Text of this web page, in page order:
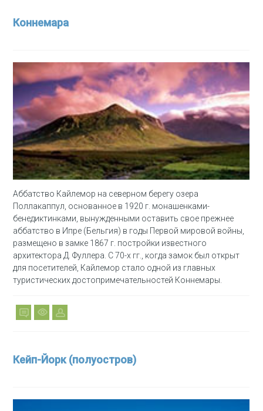
Коннемара
Аббатство Кайлемор на северном берегу озера
Поллакаппул, основанное в 1920 г. монашенками-
бенедиктинками, вынужденными оставить свое прежнее
аббатство в Ипре (Бельгия) в годы Первой мировой войны,
размещено в замке 1867 г. постройки известного
архитектора Д. Фуллера. С 70-х гг., когда замок был открыт
для посетителей, Кайлемор стало одной из главных
туристических достопримечательностей Коннемары.
Кейп-Йорк (полуостров)